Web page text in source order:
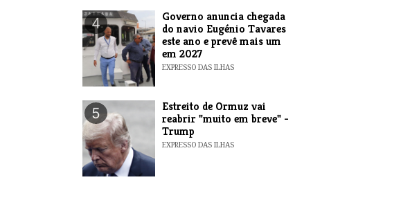
4
Governo anuncia chegada
do navio Eugénio Tavares
este ano e prevê mais um
em 2027
EXPRESSO DAS ILHAS
5
Estreito de Ormuz vai
reabrir "muito em breve" -
Trump
EXPRESSO DAS ILHAS